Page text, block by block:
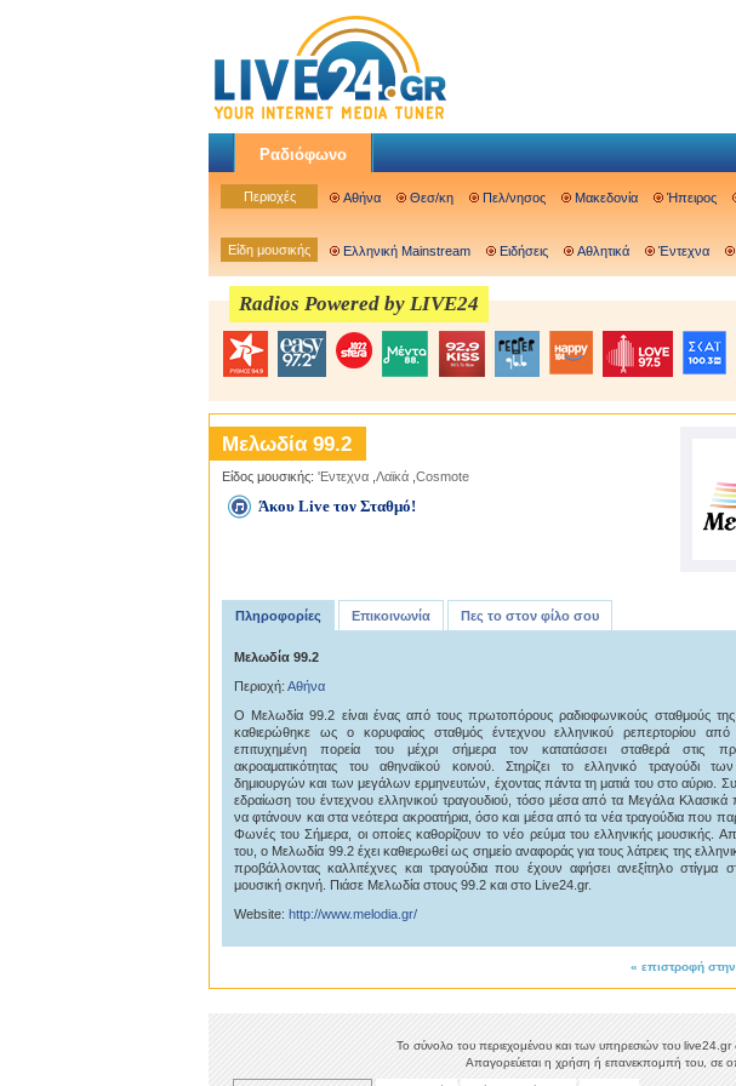
Ραδιόφωνο
Περιοχές Αθήνα Θεσ/κη Πελ/νησος Μακεδονία Ήπειρος
Είδη μουσικής Ελληνική Mainstream Ειδήσεις Αθλητικά Έντεχνα
Radios Powered by LIVE24
Μελωδία 99.2
Είδος μουσικής: 'Εντεχνα Λαϊκά Cosmote
Άκου Live τον Σταθμό!
Πληροφορίες Επικοινωνία Πες το στον φίλο σου
Μελωδία 99.2
Περιοχή: Αθήνα
Ο Μελωδία 99.2 είναι ένας από τους πρωτοπόρους ραδιοφωνικούς σταθμούς
καθιερώθηκε ως ο κορυφαίος σταθμός έντεχνου ελληνικού ρεπερτορίου
επιτυχημένη πορεία του μέχρι σήμερα τον κατατάσσει σταθερά στις
ακροαματικότητας του αθηναϊκού κοινού. Στηρίζει το ελληνικό τραγούδι
δημιουργών και των μεγάλων ερμηνευτών, έχοντας πάντα τη ματιά του στο αύριο.
εδραίωση του έντεχνου ελληνικού τραγουδιού, τόσο μέσα από τα Μεγάλα Κλασικά
να φτάνουν και στα νεότερα ακροατήρια, όσο και μέσα από τα νέα τραγούδια που
Φωνές του Σήμερα, οι οποίες καθορίζουν το νέο ρεύμα του ελληνικής μουσικής.
του, ο Μελωδία 99.2 έχει καθιερωθεί ως σημείο αναφοράς για τους λάτρεις της
προβάλλοντας καλλιτέχνες και τραγούδια που έχουν αφήσει ανεξίτηλο στίγμα
μουσική σκηνή. Πιάσε Μελωδία στους 99.2 και στο Live24.gr.
Website: http://www.melodia.gr/
« επιστροφή
Το σύνολο του περιεχομένου και των υπηρεσιών του live24.gr
Απαγορεύεται η χρήση ή επανεκπομπή του, σε